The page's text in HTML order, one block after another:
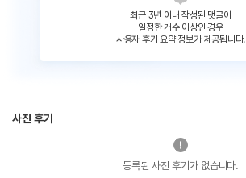
최근 3년 이내 작성된 댓글이
일정한 개수 이상인 경우
사용자 후기 요약 정보가 제공됩니다.
사진 후기
등록된 사진 후기가 없습니다.